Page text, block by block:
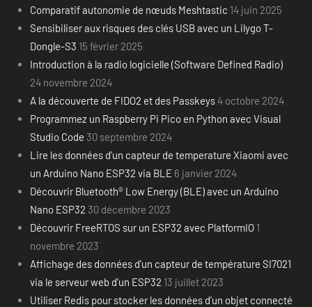
Comparatif autonomie de nœuds Meshtastic 14 juin 2025
Sensibiliser aux risques des clés USB avec un Lilygo T-
Dongle-S3 15 février 2025
Introduction à la radio logicielle (Software Defined Radio)
24 novembre 2024
A la découverte de FIDO2 et des Passkeys4 octobre 2024
Programmez un Raspberry Pi Pico en Python avec Visual
Studio Code 30 septembre 2024
Lire les données d’un capteur de temperature Xiaomi avec
un Arduino Nano ESP32 via BLE 6 janvier 2024
Découvrir Bluetooth® Low Energy (BLE) avec un Arduino
Nano ESP32 30 décembre 2023
Découvrir FreeRTOS sur un ESP32 avec PlatformIO 1
novembre 2023
Affichage des données d’un capteur de température SI7021
via le serveur web d’un ESP32 13 juillet 2023
Utiliser Redis pour stocker les données d’un objet connecté